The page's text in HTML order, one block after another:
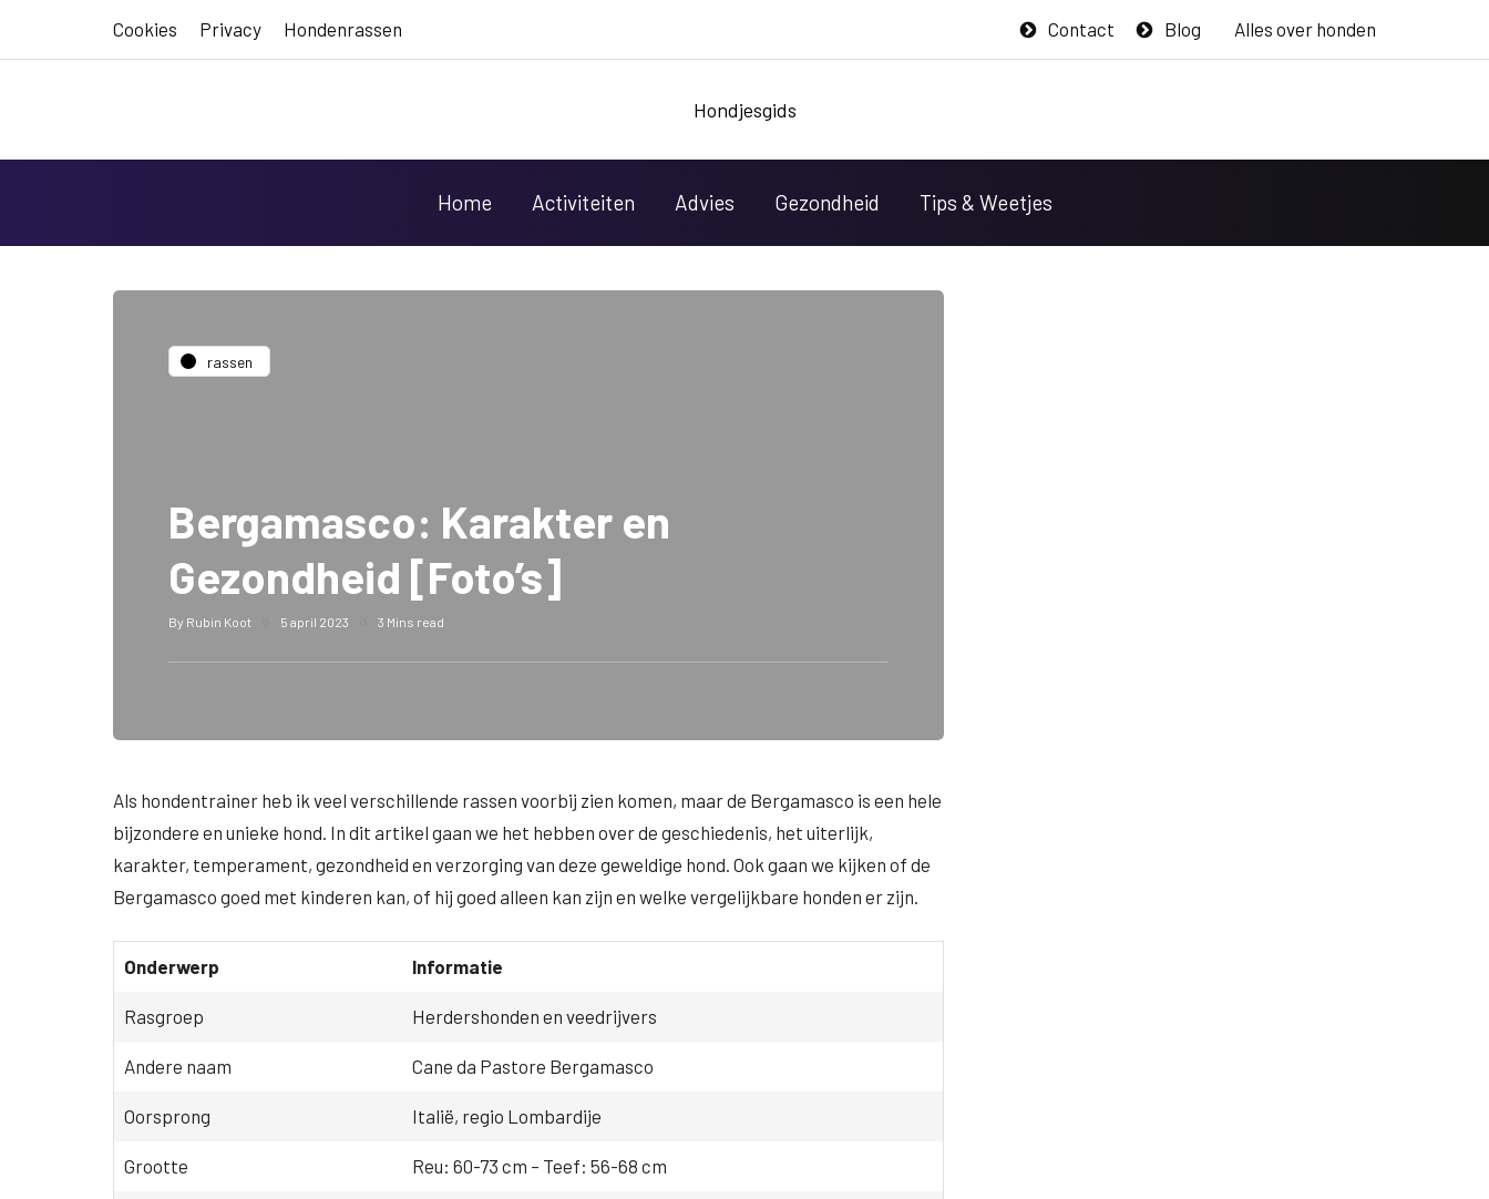
Cookies Privacy Hondenrassen Blog
Contact Alles over honden
Hondjesgids
Home Activiteiten Advies Gezondheid Tips & Weetjes
rassen
Bergamasco: Karakter en
Gezondheid [Foto’s]
By Rubin Koot 5 april 2023 3 Mins read
Als hondentrainer heb ik veel verschillende rassen voorbij zien komen, maar de Bergamasco is een hele
bijzondere en unieke hond. In dit artikel gaan we het hebben over de geschiedenis, het uiterlijk,
karakter, temperament, gezondheid en verzorging van deze geweldige hond. Ook gaan we kijken of de
Bergamasco goed met kinderen kan, of hij goed alleen kan zijn en welke vergelijkbare honden er zijn.
Onderwerp Informatie
Rasgroep Herdershonden en veedrijvers
Andere naam Cane da Pastore Bergamasco
Oorsprong Italië, regio Lombardije
Grootte Reu: 60-73 cm – Teef: 56-68 cm